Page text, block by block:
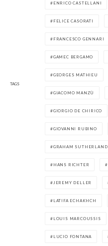
TAGS
ENRICO CASTELLANI
FELICE CASORATI
FRANCESCO GENNARI
GAMEC BERGAMO
GEORGES MATHIEU
GIACOMO MANZÙ
GIORGIO DE CHIRICO
GIOVANNI RUBINO
GRAHAM SUTHERLAND
HANS RICHTER
JEREMY DELLER
LATIFA ECHAKHCH
LOUIS MARCOUSSIS
LUCIO FONTANA